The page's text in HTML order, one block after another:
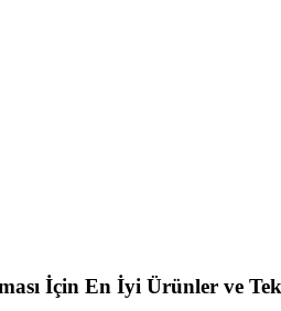
İçin En İyi Ürünler ve